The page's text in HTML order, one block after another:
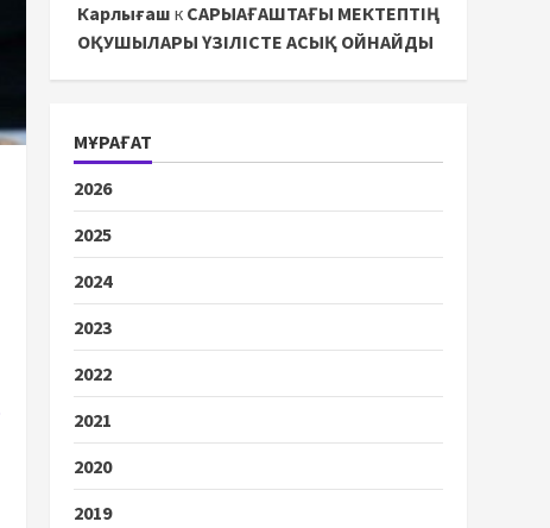
Карлығашк САРЫАҒАШТАҒЫ МЕКТЕПТІҢ
ОҚУШЫЛАРЫ ҮЗІЛІСТЕ АСЫҚ ОЙНАЙДЫ
МҰРАҒАТ
2026
2025
2024
2023
2022
2021
2020
2019